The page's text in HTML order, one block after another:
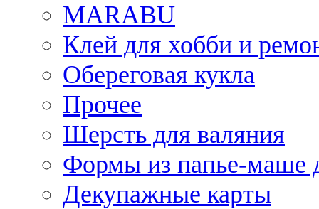
MARABU
Клей для хобби и
Обереговая кукла
Прочее
Шерсть для валяния
Формы из папье-маше
Декупажные карты